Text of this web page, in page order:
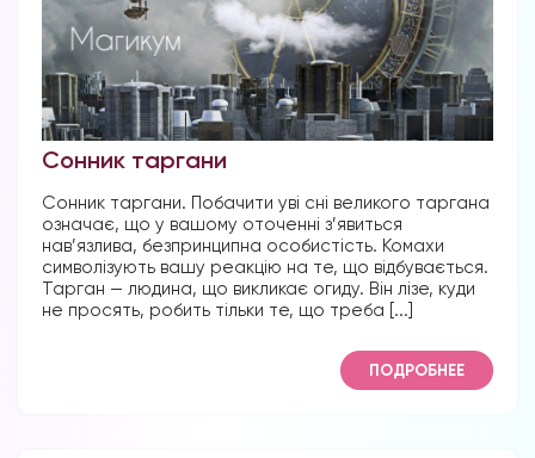
Сонник таргани
Сонник таргани. Побачити уві сні великого таргана
означає, що у вашому оточенні з’явиться
нав’язлива, безпринципна особистість. Комахи
символізують вашу реакцію на те, що відбувається.
Тарган — людина, що викликає огиду. Він лізе, куди
не просять, робить тільки те, що треба [...]
ПОДРОБНЕЕ